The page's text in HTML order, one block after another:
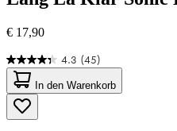
€ 17,90
4.3 (45)
4.3
von
5
Sternen.
45
In den Warenkorb